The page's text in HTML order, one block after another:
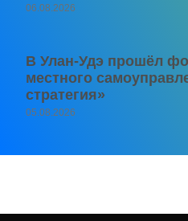
06.08.2026
В Улан-Удэ прошёл
местного
стратегия»
05.08.2026